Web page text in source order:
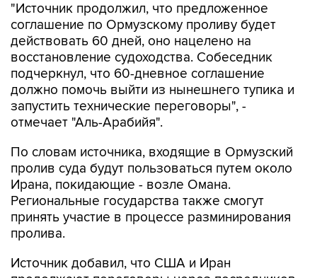
"Источник продолжил, что предложенное
соглашение по Ормузскому проливу будет
действовать 60 дней, оно нацелено на
восстановление судоходства. Собеседник
подчеркнул, что 60-дневное соглашение
должно помочь выйти из нынешнего тупика и
запустить технические переговоры", -
отмечает "Аль-Арабийя".
По словам источника, входящие в Ормузский
пролив суда будут пользоваться путем около
Ирана, покидающие - возле Омана.
Региональные государства также смогут
принять участие в процессе разминирования
пролива.
Источник добавил, что США и Иран